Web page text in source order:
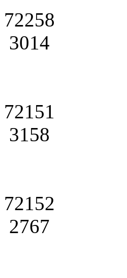
72258
3014
72151
3158
72152
2767